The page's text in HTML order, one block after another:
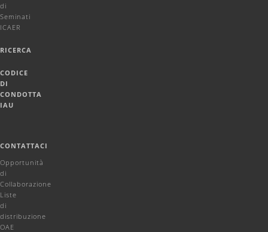
di
Seminati
ICAER
RICERCA
CODICE
DI
CONDOTTA
IAU
CONTATTACI
Opportunità
di
Collaborazione
Liste
di
distribuzione
OAE